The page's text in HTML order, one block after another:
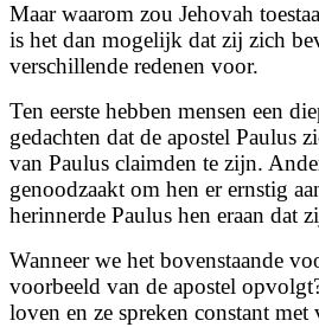
Maar waarom zou Jehovah
is het dan mogelijk dat zij zich
verschillende redenen voor.
Ten eerste hebben mensen een
gedachten dat de apostel Paulus
van Paulus claimden te zijn.
genoodzaakt om hen er ernstig
herinnerde Paulus hen eraan dat
Wanneer we het bovenstaande
voorbeeld van de apostel
loven en ze spreken constant